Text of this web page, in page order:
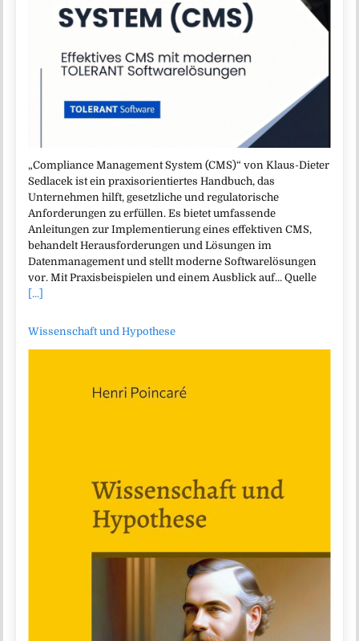
„Compliance Management System (CMS)“ von Klaus-Dieter
Sedlacek ist ein praxisorientiertes Handbuch, das
Unternehmen hilft, gesetzliche und regulatorische
Anforderungen zu erfüllen. Es bietet umfassende
Anleitungen zur Implementierung eines effektiven CMS,
behandelt Herausforderungen und Lösungen im
Datenmanagement und stellt moderne Softwarelösungen
vor. Mit Praxisbeispielen und einem Ausblick auf… Quelle
[...]
Wissenschaft und Hypothese